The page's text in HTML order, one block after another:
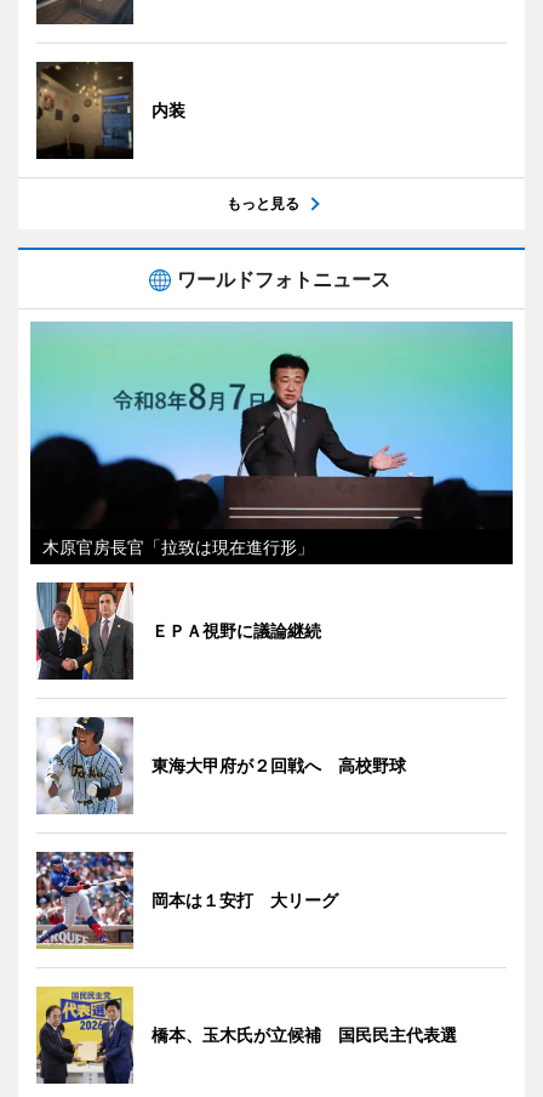
内装
もっと見る
ワールドフォトニュース
木原官房長官「拉致は現在進行形」
ＥＰＡ視野に議論継続
東海大甲府が２回戦へ 高校野球
岡本は１安打 大リーグ
橋本、玉木氏が立候補 国民民主代表選